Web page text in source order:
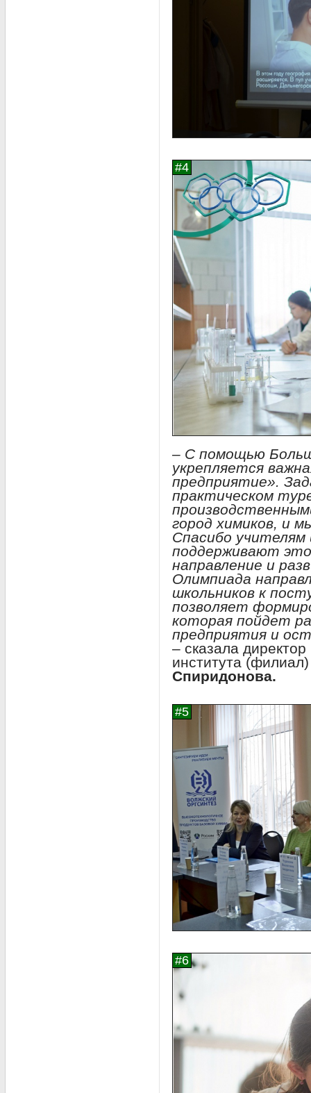
– С помощью
укрепляется
предприятие».
практическом
город химиков, и
Спасибо
поддерживают
направление и
Олимпиада
школьников к
позволяет
которая пойдет
предприятия и
– сказала
института
Спиридонова.